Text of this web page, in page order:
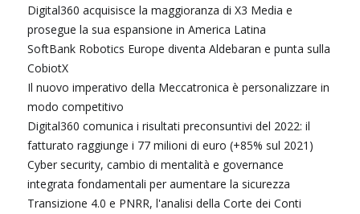
Digital360 acquisisce la maggioranza di X3 Media e
prosegue la sua espansione in America Latina
SoftBank Robotics Europe diventa Aldebaran e punta sulla
CobiotX
Il nuovo imperativo della Meccatronica è personalizzare in
modo competitivo
Digital360 comunica i risultati preconsuntivi del 2022: il
fatturato raggiunge i 77 milioni di euro (+85% sul 2021)
Cyber security, cambio di mentalità e governance
integrata fondamentali per aumentare la sicurezza
Transizione 4.0 e PNRR, l'analisi della Corte dei Conti